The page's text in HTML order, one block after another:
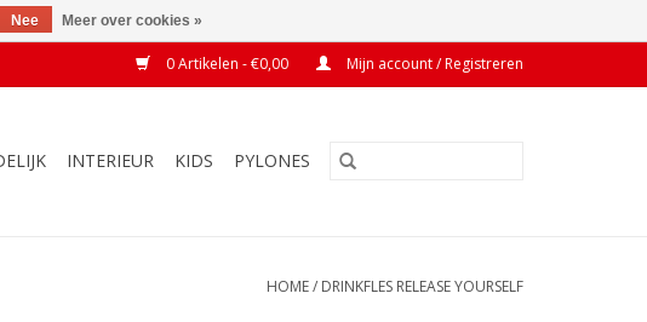
0 Artikelen - €0,00 Mijn account / Registreren
INTERIEUR KIDS PYLONES
HOME/ DRINKFLES RELEASE YOURSELF
Nee Meer over cookies »